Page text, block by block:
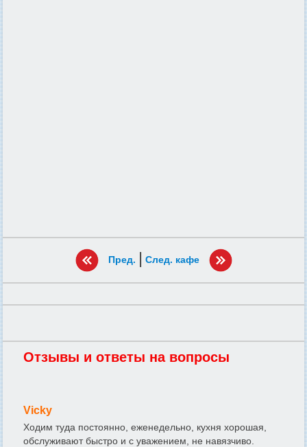
Пред. | След. кафе
Отзывы и ответы на вопросы
Vicky
Ходим туда постоянно, еженедельно, кухня хорошая,
обслуживают быстро и с уважением, не навязчиво.